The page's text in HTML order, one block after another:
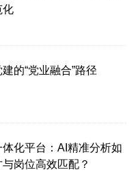
化
的“党业融合”路径
化平台：AI精准分析如
岗位高效匹配？